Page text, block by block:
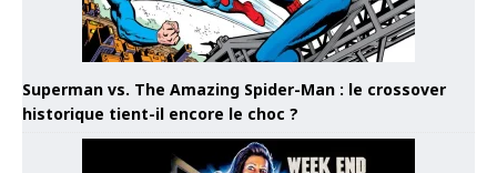
Superman vs. The Amazing Spider-Man : le crossover
historique tient-il encore le choc ?